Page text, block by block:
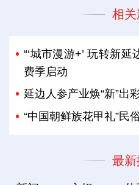
相关
“‘城市漫游+’ 玩转新
费季启动
延边人参产业焕“新”出
“中国朝鲜族花甲礼”民
最新